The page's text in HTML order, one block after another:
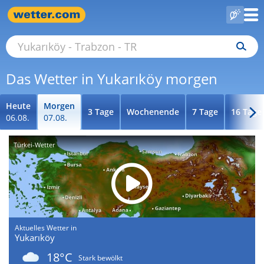
Das Wetter in Yukarıköy morgen
Heute
06.08.
Morgen
07.08.
3 Tage Wochenende 7 Tage 16 Tage
Türkei-Wetter
Aktuelles Wetter in
Yukarıköy
18°C
Stark bewölkt